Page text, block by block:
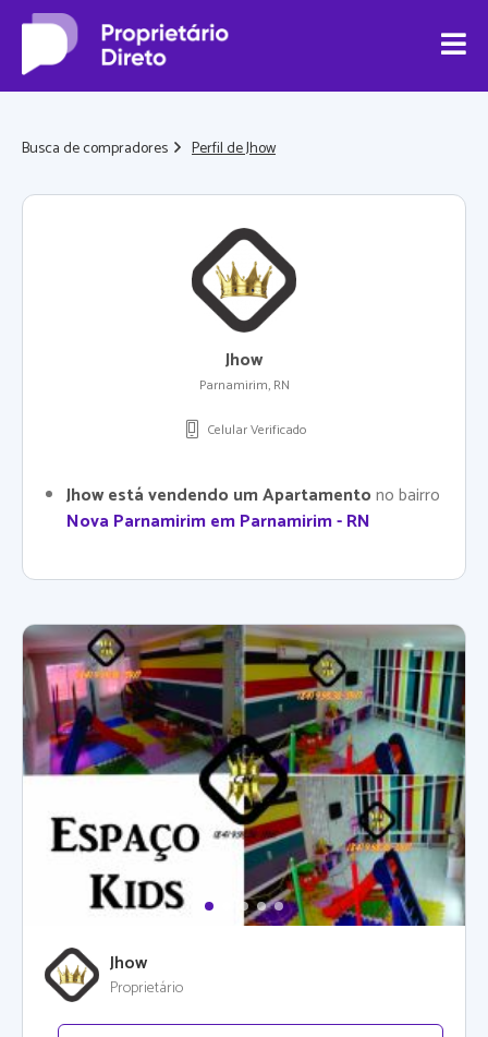
Busca de compradores Perfil de Jhow
Jhow
Parnamirim, RN
Celular Verificado
Jhow está vendendo um Apartamentono bairro
Nova Parnamirim em Parnamirim - RN
Jhow
Proprietário